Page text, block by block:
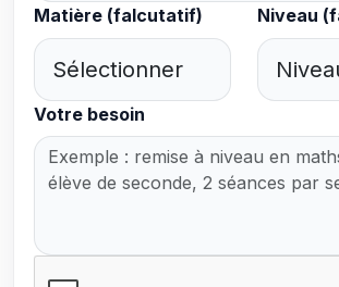
Matière (falcutatif) Niveau
Votre besoin